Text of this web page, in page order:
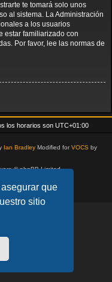
que
sitio
te tomará solo unos
al sistema. La Administración
a los usuarios
estar familiarizado con
Por favor, lee las normas de
los horarios son UTC+01:00
Ian BradleyModified forVOCSby
© phpBB Limited